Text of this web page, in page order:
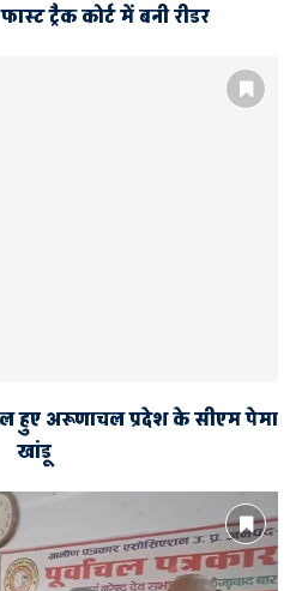
ट्रैक कोर्ट में बनी रीडर
हुए अरूणाचल प्रदेश के सीएम पेमा
खांडू